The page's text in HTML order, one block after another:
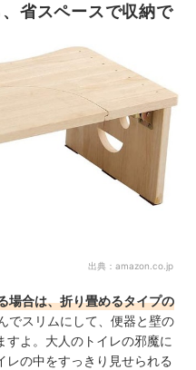
省スペースで収納で
出典： amazon.co.jp
場合は、折り畳めるタイプの
でスリムにして、便器と壁の
よ。大人のトイレの邪魔に
レの中をすっきり見せられる